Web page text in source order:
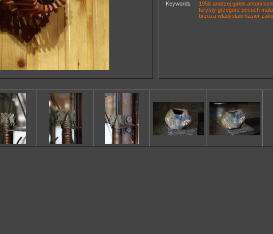
Keywords 1958 andrzej gałek antoni
turysty grzegorz pecuch
brzoza władysław hasior